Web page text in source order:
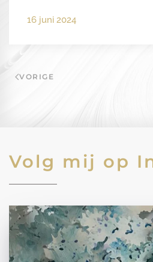
16 juni 2024
VORIGE
Volg mij op